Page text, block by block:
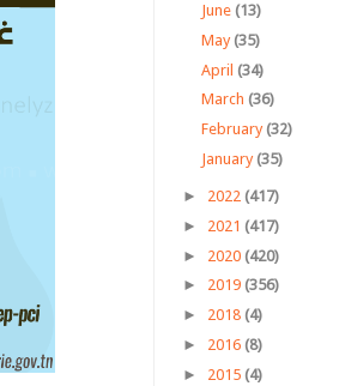
June (13)
May (35)
April (34)
March (36)
February (32)
January (35)
► 2022 (417)
► 2021 (417)
► 2020 (420)
► 2019 (356)
► 2018 (4)
► 2016 (8)
► 2015 (4)